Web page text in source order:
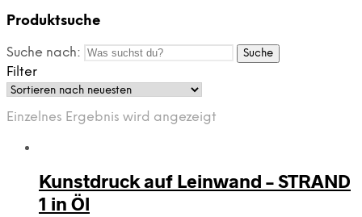
Produktsuche
Suche nach: Suche
Filter
Einzelnes Ergebnis wird angezeigt
Kunstdruck auf Leinwand – STRAND
1 in Öl